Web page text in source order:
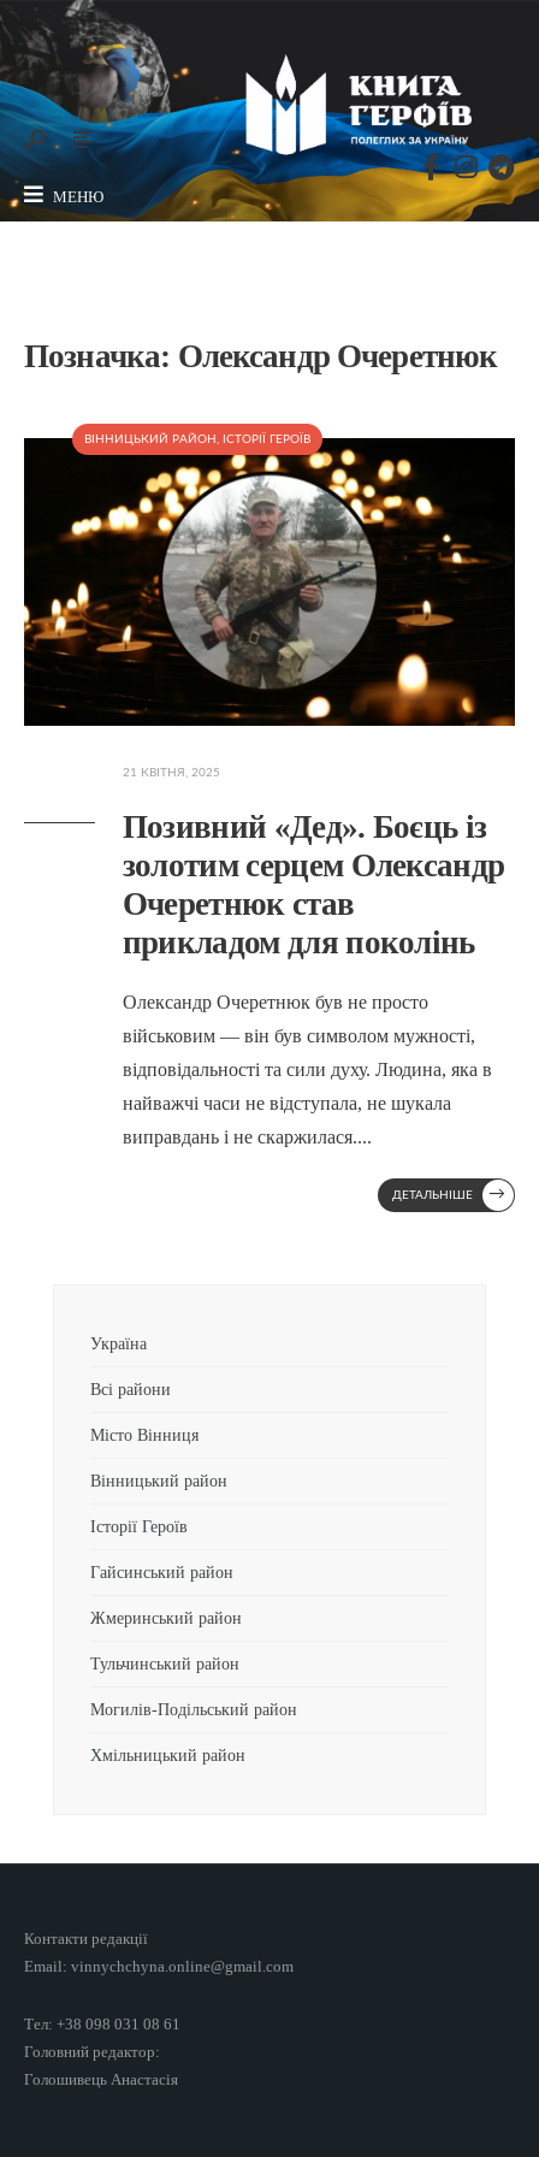
МЕНЮ
Позначка: Олександр Очеретнюк
ВІННИЦЬКИЙ РАЙОН , ІСТОРІЇ ГЕРОЇВ
21 КВІТНЯ, 2025
Позивний «Дед». Боєць із
золотим серцем Олександр
Очеретнюк став
прикладом для поколінь
Олександр Очеретнюк був не просто
військовим — він був символом мужності,
відповідальності та сили духу. Людина, яка в
найважчі часи не відступала, не шукала
виправдань і не скаржилася....
ДЕТАЛЬНІШЕ →
Україна
Всі райони
Місто Вінниця
Вінницький район
Історії Героїв
Гайсинський район
Жмеринський район
Тульчинський район
Могилів-Подільський район
Хмільницький район
Контакти редакції
Email: vinnychchyna.online@gmail.com
Тел: +38 098 031 08 61
Головний редактор:
Голошивець Анастасія